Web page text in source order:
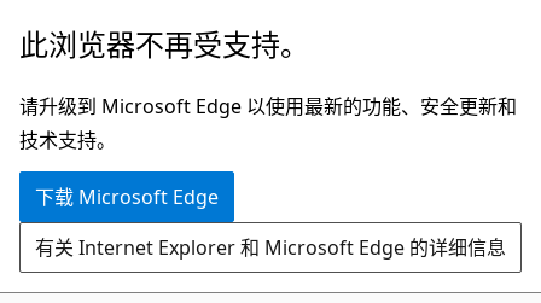
跳
主
要
内
跳
页
内
导
此浏览器不再受支持。
请升级到 Microsoft Edge 以使用最新的功能、安全更新和
技术支持。
下载 Microsoft Edge
有关 Internet Explorer 和 Microsoft Edge 的详细信息